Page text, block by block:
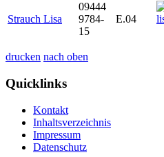
Strauch Lisa
09444
9784-
15
E.04
drucken nach oben
Quicklinks
Kontakt
Inhaltsverzeichnis
Impressum
Datenschutz